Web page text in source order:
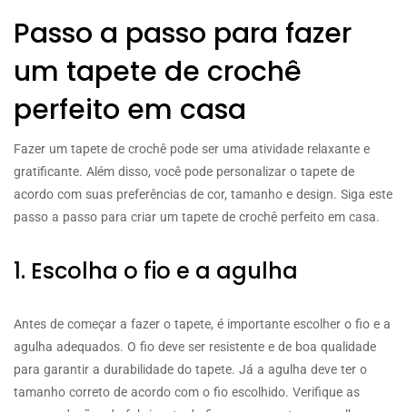
Passo a passo para fazer
um tapete de crochê
perfeito em casa
Fazer um tapete de crochê pode ser uma atividade relaxante e
gratificante. Além disso, você pode personalizar o tapete de
acordo com suas preferências de cor, tamanho e design. Siga este
passo a passo para criar um tapete de crochê perfeito em casa.
1. Escolha o fio e a agulha
Antes de começar a fazer o tapete, é importante escolher o fio e a
agulha adequados. O fio deve ser resistente e de boa qualidade
para garantir a durabilidade do tapete. Já a agulha deve ter o
tamanho correto de acordo com o fio escolhido. Verifique as